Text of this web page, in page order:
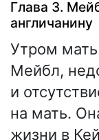
Глава 3.
англичанину
Утром
Мейбл,
и
на мать.
жизни в